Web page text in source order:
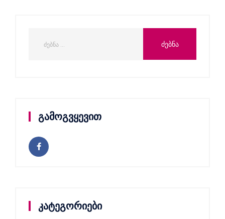
გამოგვყევით
კატეგორიები